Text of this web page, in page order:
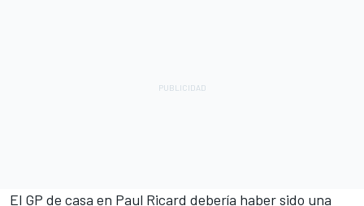
El GP de casa en Paul Ricard debería haber sido una